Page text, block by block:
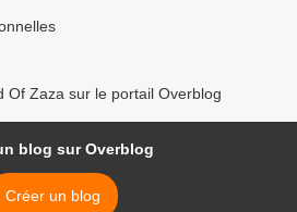
Of Zaza sur le portail Overblog
blog sur Overblog
Créer un blog